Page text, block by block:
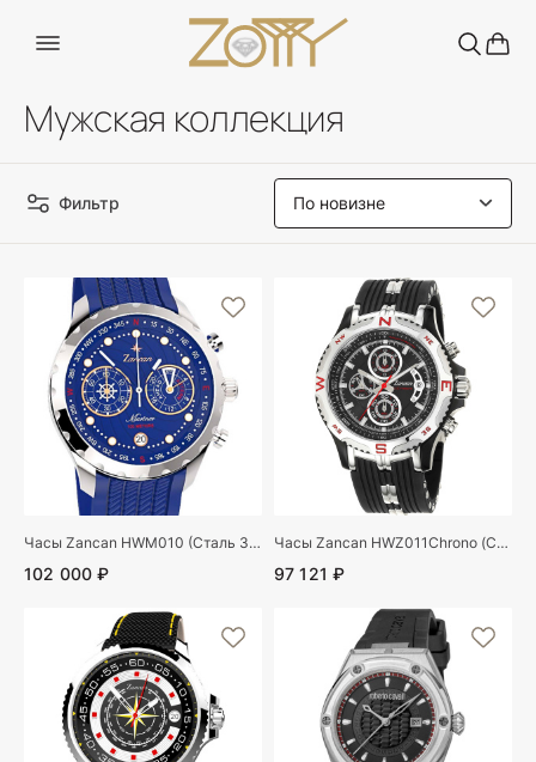
Мужская коллекция
Фильтр
Часы Zancan HWM010 (Сталь 304)
102 000 ₽
Часы Zancan HWZ011Chrono (Сталь 304)
97 121 ₽